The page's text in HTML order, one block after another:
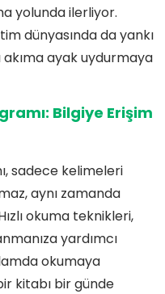
yolunda ilerliyor.
dünyasında da yankı
ayak uydurmaya
Bilgiye Erişim
sadece kelimeleri
aynı zamanda
okuma teknikleri,
yardımcı
okumaya
kitabı bir günde